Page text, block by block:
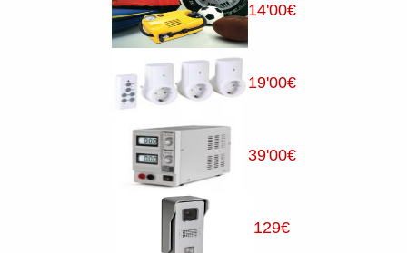
14'00€
19'00€
39'00€
129€